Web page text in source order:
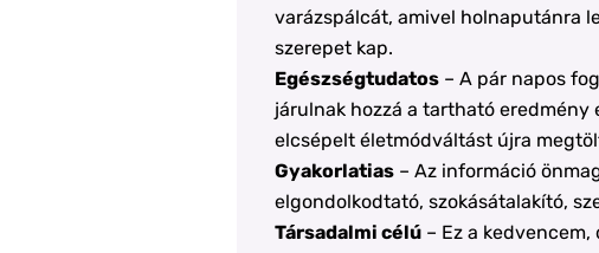
varázspálcát, amivel holnaputánra
szerepet kap.
Egészségtudatos – A pár napos
járulnak hozzá a tartható
elcsépelt életmódváltást újra
Gyakorlatias – Az információ
elgondolkodtató, szokásátalakító,
Társadalmi célú – Ez a